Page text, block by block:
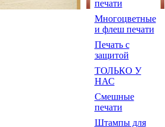
печати
Многоцветные
и флеш печати
Печать с
защитой
ТОЛЬКО У
НАС
Смешные
печати
Штампы для